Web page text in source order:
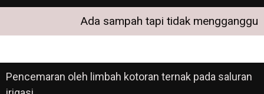
Ada sampah tapi tidak mengganggu
Pencemaran oleh limbah kotoran ternak pada saluran